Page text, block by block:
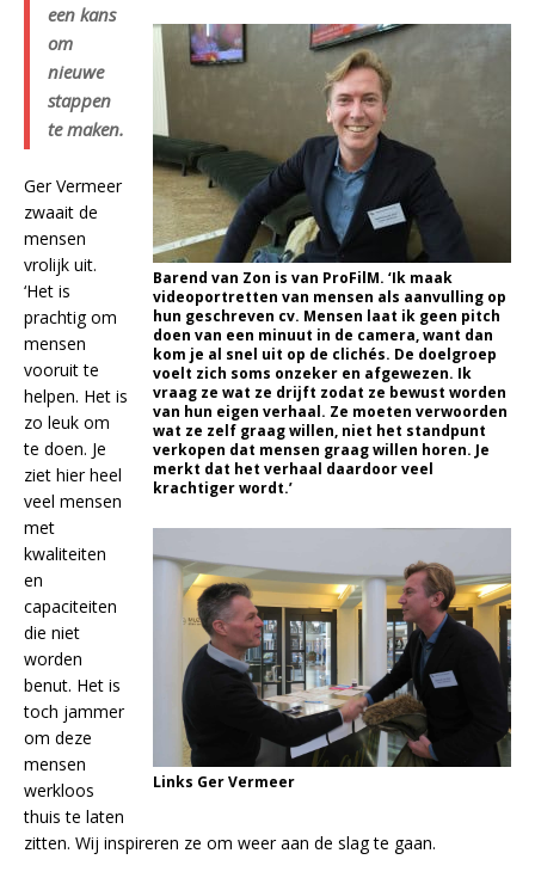
Barend van Zon is van ProFilM. ‘Ik maak
videoportretten van mensen als aanvulling op
hun geschreven cv. Mensen laat ik geen pitch
doen van een minuut in de camera, want dan
kom je al snel uit op de clichés. De doelgroep
voelt zich soms onzeker en afgewezen. Ik
vraag ze wat ze drijft zodat ze bewust worden
van hun eigen verhaal. Ze moeten verwoorden
wat ze zelf graag willen, niet het standpunt
verkopen dat mensen graag willen horen. Je
merkt dat het verhaal daardoor veel
krachtiger wordt.’
een kans
om
nieuwe
stappen
te maken.
Links Ger Vermeer
Ger Vermeer
zwaait de
mensen
vrolijk uit.
‘Het is
prachtig om
mensen
vooruit te
helpen. Het is
zo leuk om
te doen. Je
ziet hier heel
veel mensen
met
kwaliteiten
en
capaciteiten
die niet
worden
benut. Het is
toch jammer
om deze
mensen
werkloos
thuis te laten
zitten. Wij inspireren ze om weer aan de slag te gaan.